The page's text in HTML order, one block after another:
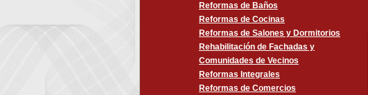
Reformas de Baños
Reformas de Cocinas
Reformas de Salones y Dormitorios
Rehabilitación de Fachadas y
Comunidades de Vecinos
Reformas Integrales
Reformas de Comercios